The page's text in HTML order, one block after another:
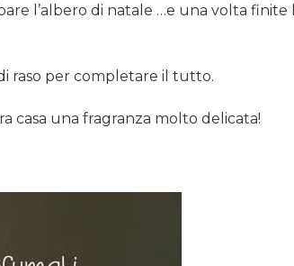
l’albero di natale …e una volta finite
di raso per completare il tutto.
casa una fragranza molto delicata!